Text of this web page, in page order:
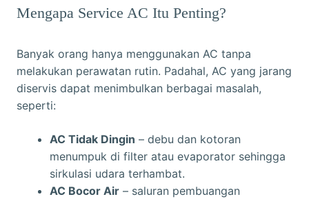
Mengapa Service AC Itu Penting?
Banyak orang hanya menggunakan AC tanpa
melakukan perawatan rutin. Padahal, AC yang jarang
diservis dapat menimbulkan berbagai masalah,
seperti:
AC Tidak Dingin – debu dan kotoran
menumpuk di filter atau evaporator sehingga
sirkulasi udara terhambat.
AC Bocor Air – saluran pembuangan